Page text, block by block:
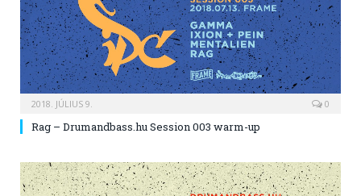
2018. JÚLIUS 9. 0
Rag – Drumandbass.hu Session 003 warm-up